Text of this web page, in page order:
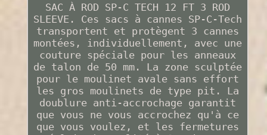
SAC À ROD SP-C TECH 12 FT 3 ROD
SLEEVE. Ces sacs à cannes SP-C-Tech
transportent et protègent 3 cannes
montées, individuellement, avec une
couture spéciale pour les anneaux
de talon de 50 mm. La zone sculptée
pour le moulinet avale sans effort
les gros moulinets de type pit. La
doublure anti-accrochage garantit
que vous ne vous accrochez qu'à ce
que vous voulez, et les fermetures